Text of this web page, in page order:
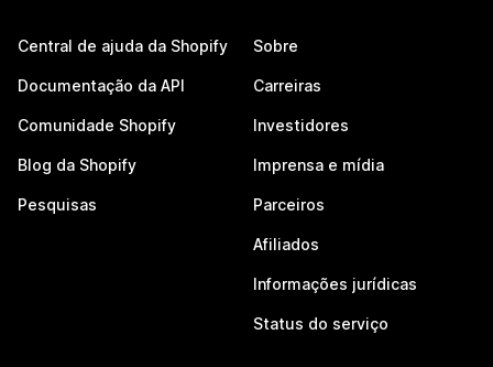
Central de ajuda da Shopify
Documentação da API
Comunidade Shopify
Blog da Shopify
Pesquisas
Sobre
Carreiras
Investidores
Imprensa e mídia
Parceiros
Afiliados
Informações jurídicas
Status do serviço